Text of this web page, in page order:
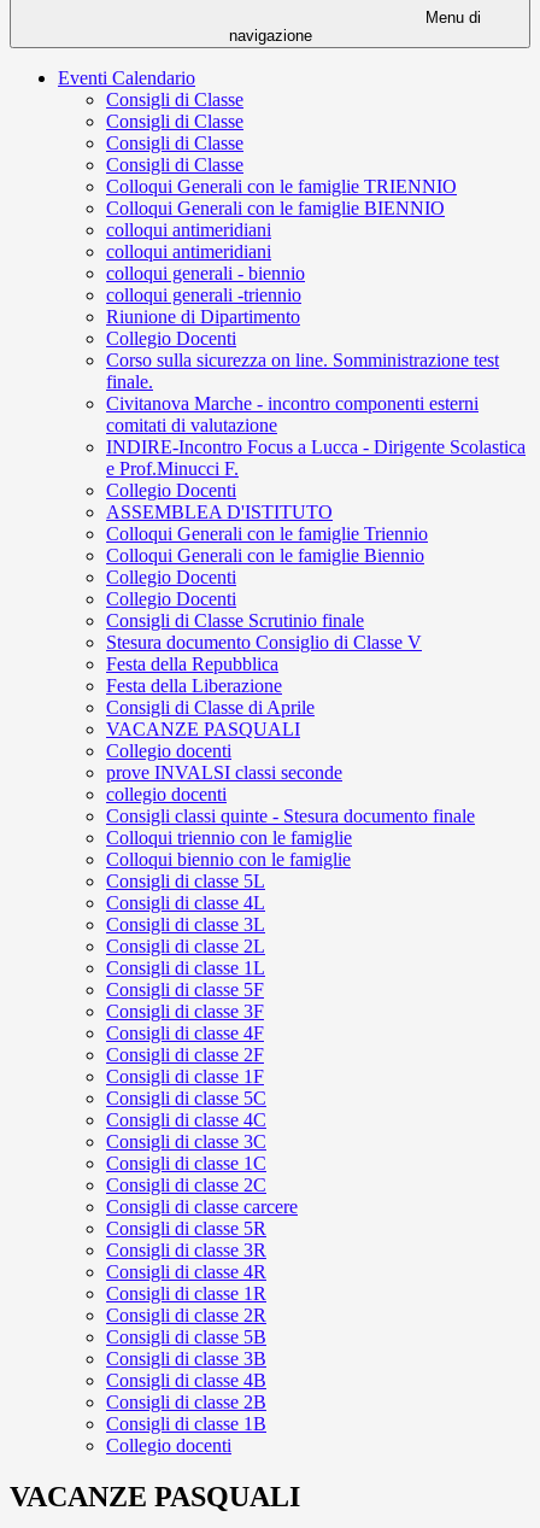
Menu di
navigazione
Eventi Calendario
Consigli di Classe
Consigli di Classe
Consigli di Classe
Consigli di Classe
Colloqui Generali con le famiglie TRIENNIO
Colloqui Generali con le famiglie BIENNIO
colloqui antimeridiani
colloqui antimeridiani
colloqui generali - biennio
colloqui generali -triennio
Riunione di Dipartimento
Collegio Docenti
Corso sulla sicurezza on line. Somministrazione test
finale.
Civitanova Marche - incontro componenti esterni
comitati di valutazione
INDIRE-Incontro Focus a Lucca - Dirigente Scolastica
e Prof.Minucci F.
Collegio Docenti
ASSEMBLEA D'ISTITUTO
Colloqui Generali con le famiglie Triennio
Colloqui Generali con le famiglie Biennio
Collegio Docenti
Collegio Docenti
Consigli di Classe Scrutinio finale
Stesura documento Consiglio di Classe V
Festa della Repubblica
Festa della Liberazione
Consigli di Classe di Aprile
VACANZE PASQUALI
Collegio docenti
prove INVALSI classi seconde
collegio docenti
Consigli classi quinte - Stesura documento finale
Colloqui triennio con le famiglie
Colloqui biennio con le famiglie
Consigli di classe 5L
Consigli di classe 4L
Consigli di classe 3L
Consigli di classe 2L
Consigli di classe 1L
Consigli di classe 5F
Consigli di classe 3F
Consigli di classe 4F
Consigli di classe 2F
Consigli di classe 1F
Consigli di classe 5C
Consigli di classe 4C
Consigli di classe 3C
Consigli di classe 1C
Consigli di classe 2C
Consigli di classe carcere
Consigli di classe 5R
Consigli di classe 3R
Consigli di classe 4R
Consigli di classe 1R
Consigli di classe 2R
Consigli di classe 5B
Consigli di classe 3B
Consigli di classe 4B
Consigli di classe 2B
Consigli di classe 1B
Collegio docenti
VACANZE PASQUALI